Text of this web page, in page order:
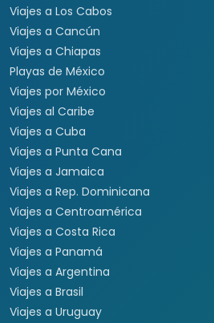
Viajes a Los Cabos
Viajes a Cancún
Viajes a Chiapas
Playas de México
Viajes por México
Viajes al Caribe
Viajes a Cuba
Viajes a Punta Cana
Viajes a Jamaica
Viajes a Rep. Dominicana
Viajes a Centroamérica
Viajes a Costa Rica
Viajes a Panamá
Viajes a Argentina
Viajes a Brasil
Viajes a Uruguay